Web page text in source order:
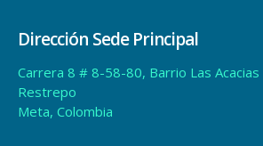
Dirección Sede Principal
Carrera 8 # 8-58-80, Barrio Las Acacias
Restrepo
Meta, Colombia